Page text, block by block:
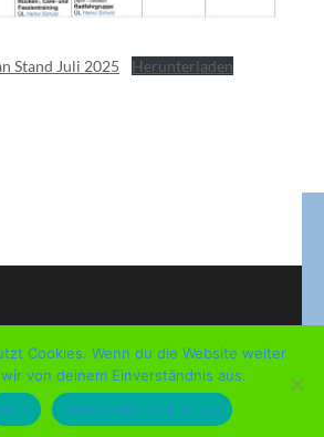
Stand Juli 2025 Herunterladen
TuS Laubach 1924 e.V. Education Zone |
Themes. Präsentiert vonWordPress
Cookies. Wenn du die Website weiter
von deinem Einverständnis aus.
Datenschutzerklärung